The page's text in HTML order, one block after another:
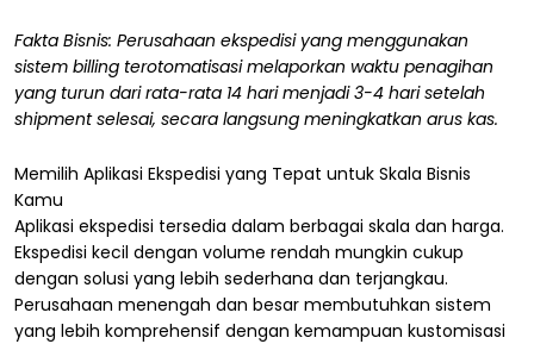
Fakta Bisnis: Perusahaan ekspedisi yang menggunakan
sistem billing terotomatisasi melaporkan waktu penagihan
yang turun dari rata-rata 14 hari menjadi 3-4 hari setelah
shipment selesai, secara langsung meningkatkan arus kas.
Memilih Aplikasi Ekspedisi yang Tepat untuk Skala Bisnis
Kamu
Aplikasi ekspedisi tersedia dalam berbagai skala dan harga.
Ekspedisi kecil dengan volume rendah mungkin cukup
dengan solusi yang lebih sederhana dan terjangkau.
Perusahaan menengah dan besar membutuhkan sistem
yang lebih komprehensif dengan kemampuan kustomisasi